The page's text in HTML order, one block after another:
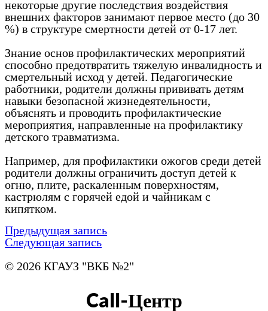
некоторые другие последствия воздействия
внешних факторов занимают первое место (до 30
%) в структуре смертности детей от 0-17 лет.
Знание основ профилактических мероприятий
способно предотвратить тяжелую инвалидность и
смертельный исход у детей. Педагогические
работники, родители должны прививать детям
навыки безопасной жизнедеятельности,
объяснять и проводить профилактические
мероприятия, направленные на профилактику
детского травматизма.
Например, для профилактики ожогов среди детей
родители должны ограничить доступ детей к
огню, плите, раскаленным поверхностям,
кастрюлям с горячей едой и чайникам с
кипятком.
Предыдущая запись
Следующая запись
© 2026 КГАУЗ "ВКБ №2"
Call-Центр